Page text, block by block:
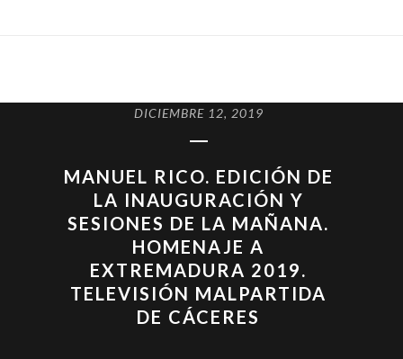
DICIEMBRE 12, 2019
MANUEL RICO. EDICIÓN DE
LA INAUGURACIÓN Y
SESIONES DE LA MAÑANA.
HOMENAJE A
EXTREMADURA 2019.
TELEVISIÓN MALPARTIDA
DE CÁCERES